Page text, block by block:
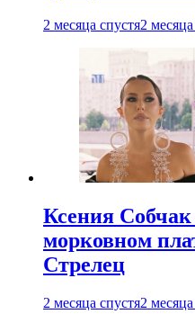
2 месяца спустя2
Ксения
морковном
Стрелец
2 месяца спустя2